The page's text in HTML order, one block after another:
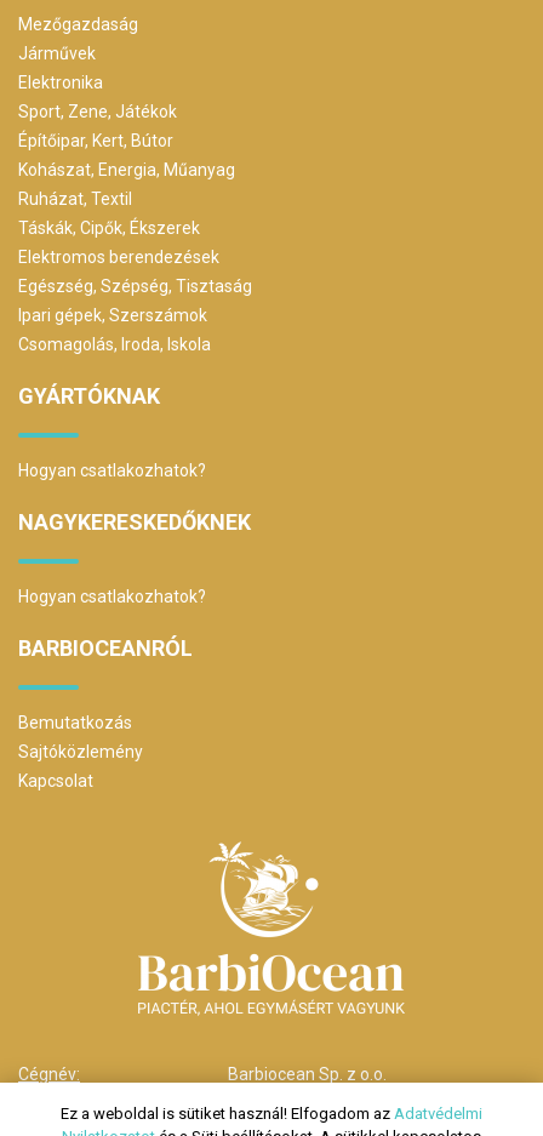
Mezőgazdaság
Járművek
Elektronika
Sport, Zene, Játékok
Építőipar, Kert, Bútor
Kohászat, Energia, Műanyag
Ruházat, Textil
Táskák, Cipők, Ékszerek
Elektromos berendezések
Egészség, Szépség, Tisztaság
Ipari gépek, Szerszámok
Csomagolás, Iroda, Iskola
GYÁRTÓKNAK
Hogyan csatlakozhatok?
NAGYKERESKEDŐKNEK
Hogyan csatlakozhatok?
BARBIOCEANRÓL
Bemutatkozás
Sajtóközlemény
Kapcsolat
Cégnév:
Barbiocean Sp. z o.o.
ul. Długa nr 29
Ez a weboldal is sütiket használ! Elfogadom az Adatvédelmi